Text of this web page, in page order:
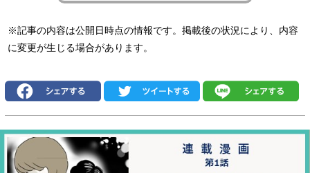
※記事の内容は公開日時点の情報です。掲載後の状況により、内容
に変更が生じる場合があります。